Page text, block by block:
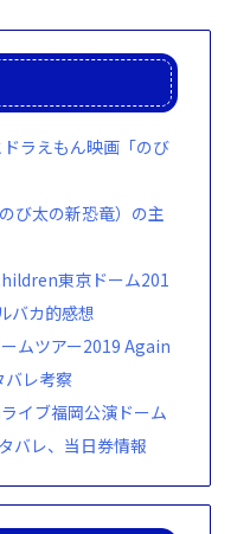
ラえもん映画「のび
び太の新恐竜）の主
東京ドーム201
バカ的感想
ムツアー2019 Again
バレ考察
イブ福岡公演ドーム
バレ、当日券情報